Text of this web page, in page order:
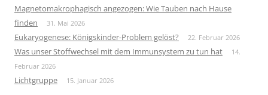
Magnetomakrophagisch angezogen: Wie Tauben nach Hause
finden
31. Mai 2026
Eukaryogenese: Königskinder-Problem gelöst? 22. Februar 2026
Was unser Stoffwechsel mit dem Immunsystem zu tun hat
14.
Februar 2026
Lichtgruppe 15. Januar 2026